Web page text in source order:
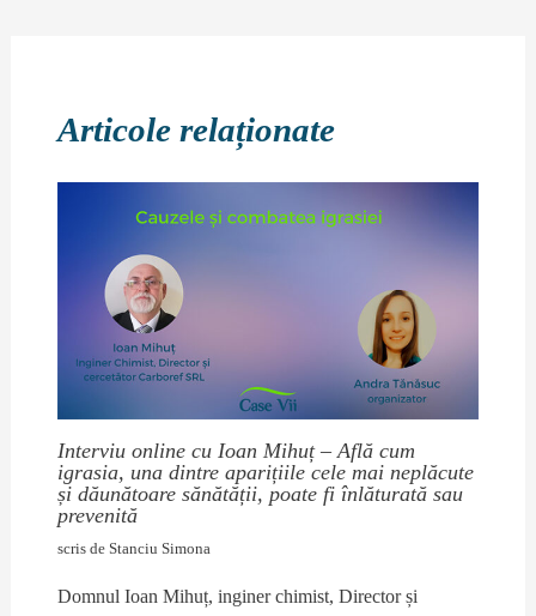
Articole relaționate
Interviu online cu Ioan Mihuț – Află cum
igrasia, una dintre aparițiile cele mai neplăcute
și dăunătoare sănătății, poate fi înlăturată sau
prevenită
scris deStanciu Simona
Domnul Ioan Mihuț, inginer chimist, Director și